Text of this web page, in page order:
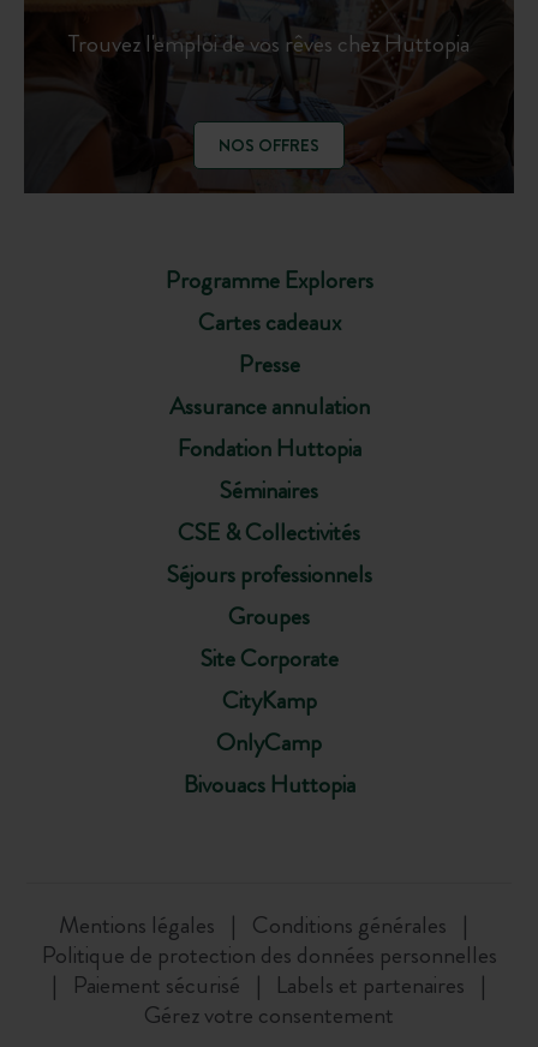
Programme Explorers
Cartes cadeaux
Presse
Assurance annulation
Fondation Huttopia
Séminaires
CSE & Collectivités
Séjours professionnels
Groupes
Site Corporate
CityKamp
OnlyCamp
Bivouacs Huttopia
Trouvez l'emploi de vos rêves chez Huttopia
NOS OFFRES
Mentions légales
Conditions générales
Politique de protection des données personnelles
Paiement sécurisé
Labels et partenaires
Gérez votre consentement